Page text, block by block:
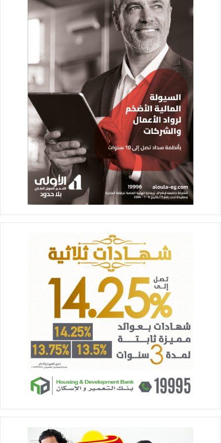
إلى جانب ذلك، تناول الوزير الموقف التنفيذي لمشروعات تطوير
عدد من المناطق، مشيراً في هذا الصدد إلى خطة تطوير منطقة
عزبة النصر، بمحافظة القاهرة، كنموذج يمكن تعميمه وتطبيقه على
المناطق الأخرى.
وأوضح الوزير أن خطة التطوير تهدف إلى القضاء الكامل على
مناطق الخطورة ووضع مخططات تفصيلية لأعمال التطوير، وتفعيل
آليات اقتصادية واجتماعية تمكن السكان من عمليات التطوير، ودعم
المنطقة باحتياجاتها من الخدمات والبنية الأساسية.
وقال وزير الإسكان : نظراً لوجود تعديات وأوضاع يد على أراضي
الدولة وغيرها لكثير من مناطق القوس الشرقي للطريق الدائري
(بمحافظة القاهرة)، وكذا وجود فئات كثيرة من سكان تلك المناطق
تقطن تلك المباني والأراضي المخالفة، فقد اهتمت وزارة الإسكان
بدراسة نموذج للتطوير يعمل على حل مشكلات المنطقة العمرانية
وفي الوقت نفسه، أشار وزير الإسكان خلال الاجتماع إلى المخطط
الاستراتيجي لمدينة رشيد الجديدة، ومراحل التنمية الخاصة
بالمخطط، والأنشطة المقترح إقامتها داخل المدينة الجديدة، استغلالاً
للموقع المتميز للمدينة، والذي سيُسهم في جذب المزيد من الحركة
وتضمنت مشروعات وزارة الإسكان وضع مخطط استراتيجي لمدينة
سفنكس الجديدة، حيث شرح الدكتور عاصم الجزار، وزير الإسكان،
موقع المدينة والعلاقات المكانية لها بإقليم القاهرة الحضري،
ومتطلبات التنمية العمرانية بها، والتي تتضمن تعظيم الاستفادة من
المميزات التنافسية للموقع (محاور النقل والحركة)، إلى جانب
الحفاظ على تميز البيئة الطبيعية للمدينة وخلق أنماط متميزة
ومماثلة، والحفاظ على الأراضي الزراعية، مع إيجاد مراكز حضرية